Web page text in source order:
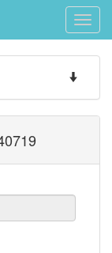
Toggle
Toggle